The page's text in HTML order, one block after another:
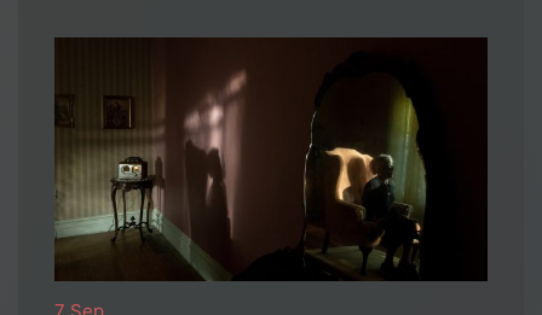
7 Sep